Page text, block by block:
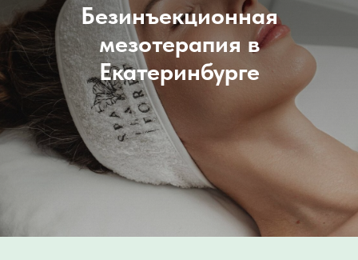
Безинъекционная
мезотерапия в
Екатеринбурге